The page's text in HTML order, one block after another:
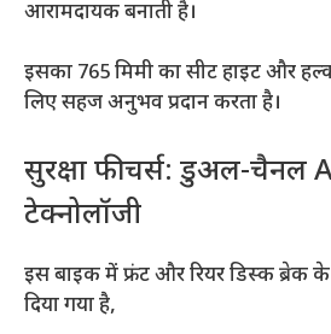
आरामदायक बनाती है।
इसका 765 मिमी का सीट हाइट और
लिए सहज अनुभव प्रदान करता है।
सुरक्षा फीचर्स: डुअल-चैनल
टेक्नोलॉजी
इस बाइक में फ्रंट और रियर डिस्क
दिया गया है,